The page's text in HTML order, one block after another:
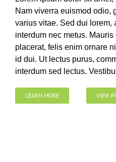
Nam viverra euismod odio,
varius vitae. Sed dui lorem,
interdum nec metus.
placerat, felis enim ornare
id dui. Ut lectus purus,
interdum sed lectus.
LEARN MORE VIEW